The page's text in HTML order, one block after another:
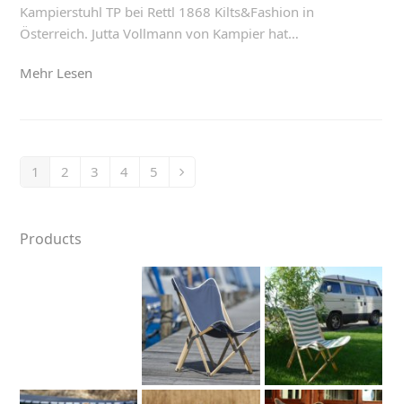
Kampierstuhl TP bei Rettl 1868 Kilts&Fashion in
Österreich. Jutta Vollmann von Kampier hat…
Mehr Lesen
Seite
1 Seite
2 Seite
3 Seite
4 Seite
5 Vorwärts
Products